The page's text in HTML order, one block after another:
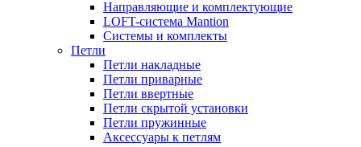
Направляющие и комплектующие
LOFT-cистема Mantion
Системы и комплекты
Петли
Петли накладные
Петли приварные
Петли ввертные
Петли скрытой установки
Петли пружинные
Аксессуары к петлям